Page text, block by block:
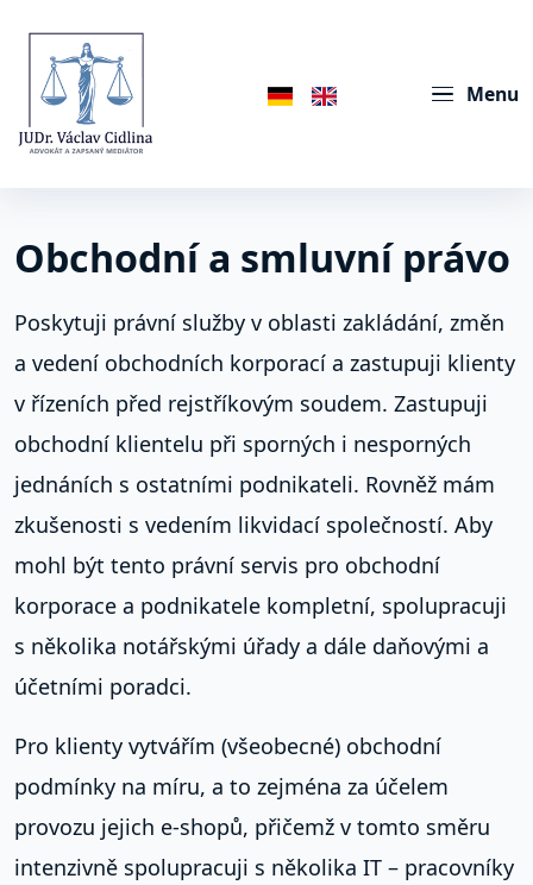
Menu
Obchodní a smluvní právo
Poskytuji právní služby v oblasti zakládání, změn
a vedení obchodních korporací a zastupuji klienty
v řízeních před rejstříkovým soudem. Zastupuji
obchodní klientelu při sporných i nesporných
jednáních s ostatními podnikateli. Rovněž mám
zkušenosti s vedením likvidací společností. Aby
mohl být tento právní servis pro obchodní
korporace a podnikatele kompletní, spolupracuji
s několika notářskými úřady a dále daňovými a
účetními poradci.
Pro klienty vytvářím (všeobecné) obchodní
podmínky na míru, a to zejména za účelem
provozu jejich e-shopů, přičemž v tomto směru
intenzivně spolupracuji s několika IT – pracovníky